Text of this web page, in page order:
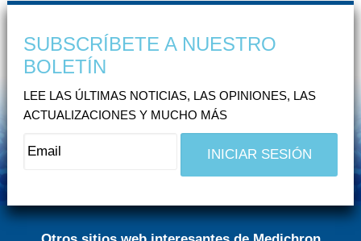
SUBSCRÍBETE A NUESTRO
BOLETÍN
LEE LAS ÚLTIMAS NOTICIAS, LAS OPINIONES, LAS
ACTUALIZACIONES Y MUCHO MÁS